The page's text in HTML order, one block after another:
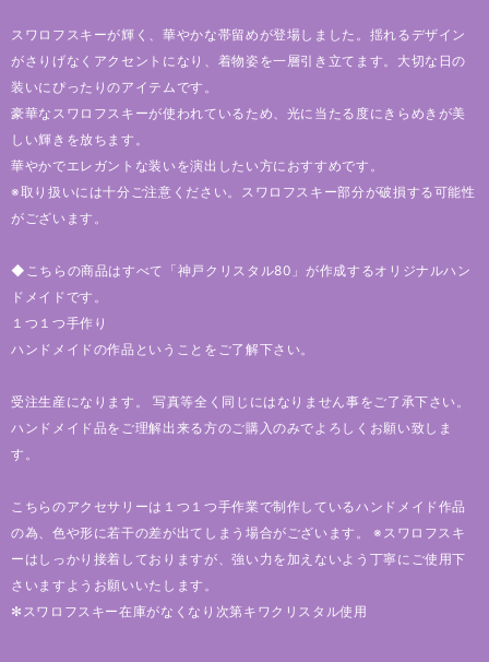
スワロフスキーが輝く、華やかな帯留めが登場しました。揺れるデザイン
がさりげなくアクセントになり、着物姿を一層引き立てます。大切な日の
装いにぴったりのアイテムです。
豪華なスワロフスキーが使われているため、光に当たる度にきらめきが美
しい輝きを放ちます。
華やかでエレガントな装いを演出したい方におすすめです。
※取り扱いには十分ご注意ください。スワロフスキー部分が破損する可能性
がございます。
◆こちらの商品はすべて「神戸クリスタル80」が作成するオリジナルハン
ドメイドです。
１つ１つ手作り
ハンドメイドの作品ということをご了解下さい。
受注生産になります。 写真等全く同じにはなりません事をご了承下さい。
ハンドメイド品をご理解出来る方のご購入のみでよろしくお願い致しま
す。
こちらのアクセサリーは１つ１つ手作業で制作しているハンドメイド作品
の為、色や形に若干の差が出てしまう場合がございます。 ※スワロフスキ
ーはしっかり接着しておりますが、強い力を加えないよう丁寧にご使用下
さいますようお願いいたします。
✻スワロフスキー在庫がなくなり次第キワクリスタル使用